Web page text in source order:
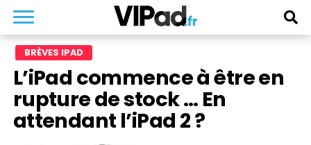
BRÈVES IPAD
L’iPad commence à être en
rupture de stock … En
attendant l’iPad 2 ?